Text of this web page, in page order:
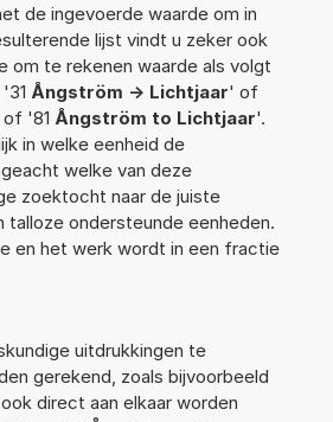
de ingevoerde waarde om in
lijst vindt u zeker ook
om te rekenen waarde als volgt
Ångström -> Lichtjaar' of
'81 Ångström to Lichtjaar'.
in welke eenheid de
welke van deze
zoektocht naar de juiste
ondersteunde eenheden.
en het werk wordt in een fractie
uitdrukkingen te
gerekend, zoals bijvoorbeeld
direct aan elkaar worden